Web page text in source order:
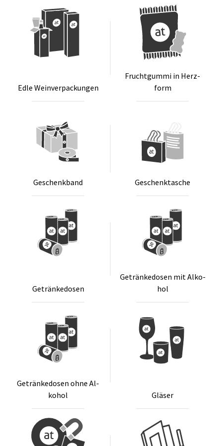
Ed­le Wein­ver­pa­ckun­gen
Frucht­gum­mi in Herz­
form
Ge­schenk­band Ge­schenk­ta­sche
Ge­trän­ke­do­sen
Ge­trän­ke­do­sen mit Al­ko­
hol
Ge­trän­ke­do­sen oh­ne Al­
ko­hol
Glä­ser